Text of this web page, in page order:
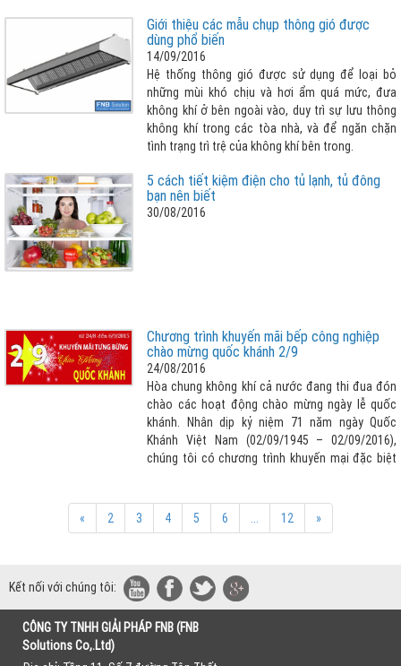
Giới thiệu các mẫu chụp thông gió được
dùng phổ biến
14/09/2016
Hệ thống thông gió được sử dụng để loại bỏ
những mùi khó chịu và hơi ẩm quá mức, đưa
không khí ở bên ngoài vào, duy trì sự lưu thông
không khí trong các tòa nhà, và để ngăn chặn
tình trạng trì trệ của không khí bên trong.
5 cách tiết kiệm điện cho tủ lạnh, tủ đông
bạn nên biết
30/08/2016
Chương trình khuyến mãi bếp công nghiệp
chào mừng quốc khánh 2/9
24/08/2016
Hòa chung không khí cả nước đang thi đua đón
chào các hoạt động chào mừng ngày lễ quốc
khánh. Nhân dịp kỷ niệm 71 năm ngày Quốc
Khánh Việt Nam (02/09/1945 – 02/09/2016),
chúng tôi có chương trình khuyến mại đặc biệt
«
2 3 4 5 6 ... 12 »
Kết nối với chúng tôi:
CÔNG TY TNHH GIẢI PHÁP FNB (FNB
Solutions Co,.Ltd)